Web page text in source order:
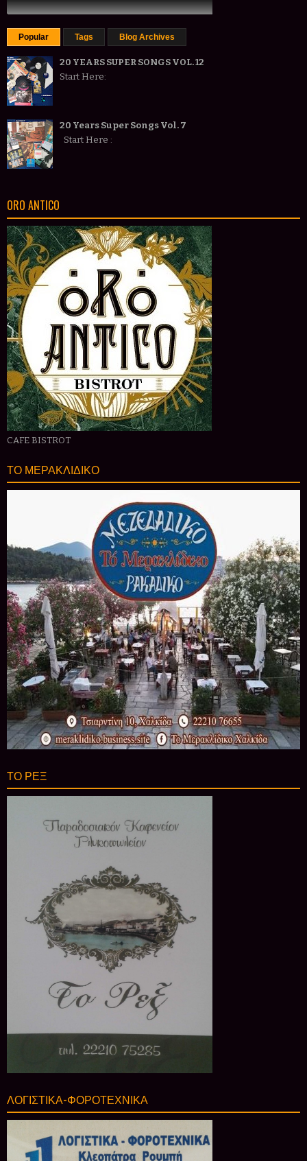
Popular Tags Blog Archives
20 YEARS SUPER SONGS VOL. 12
Start Here:
20 Years Super Songs Vol. 7
Start Here :
ORO ANTICO
CAFE BISTROT
ΤΟ ΜΕΡΑΚΛΙΔΙΚΟ
ΤΟ ΡΕΞ
ΛΟΓΙΣΤΙΚΑ-ΦΟΡΟΤΕΧΝΙΚΑ